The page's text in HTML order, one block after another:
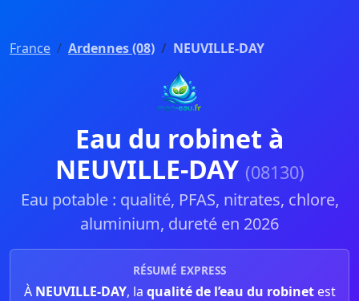
France Ardennes (08) NEUVILLE-DAY
Eau du robinet à
NEUVILLE-DAY (08130)
Eau potable : qualité, PFAS, nitrates, chlore,
aluminium, dureté en 2026
RÉSUMÉ EXPRESS
À NEUVILLE-DAY, la qualité de l’eau du robinetest